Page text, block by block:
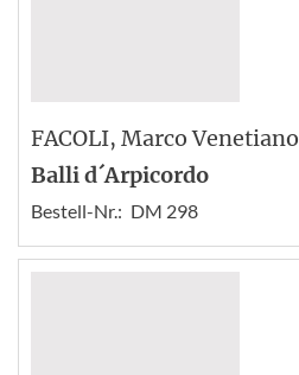
FACOLI, Marco Venetiano
Balli d´Arpicordo
Bestell-Nr.: DM 298